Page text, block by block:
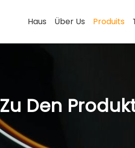
Haus Über Us Produits
Den